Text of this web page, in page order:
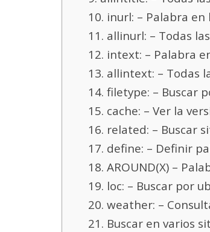
10. inurl: – Palabra en
11. allinurl: – Todas
12. intext: – Palabra
13. allintext: – Todas
14. filetype: – Buscar
15. cache: – Ver la
16. related: – Buscar
17. define: – Definir
18. AROUND(X) –
19. loc: – Buscar por
20. weather: –
21. Buscar en varios